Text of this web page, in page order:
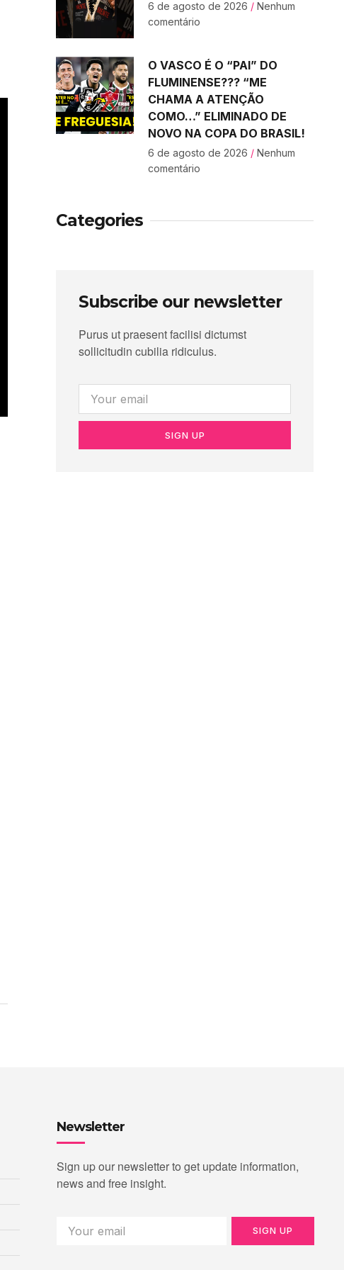
6 de agosto de 2026 Nenhum
comentário
O VASCO É O “PAI” DO
FLUMINENSE??? “ME
CHAMA A ATENÇÃO
COMO…” ELIMINADO DE
NOVO NA COPA DO BRASIL!
6 de agosto de 2026 Nenhum
comentário
Categories
Subscribe our newsletter
Purus ut praesent facilisi dictumst
sollicitudin cubilia ridiculus.
SIGN UP
Newsletter
Sign up our newsletter to get update information,
news and free insight.
SIGN UP